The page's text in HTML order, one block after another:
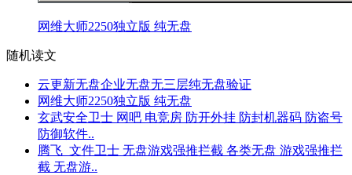
网维大师2250独立版 纯无盘
随机读文
云更新无盘企业无盘无三层纯无盘验证
网维大师2250独立版 纯无盘
玄武安全卫士 网吧 电竞房 防开外挂 防封机器码 防盗号
防御软件..
腾飞_文件卫士 无盘游戏强推拦截 各类无盘 游戏强推拦
截 无盘游..